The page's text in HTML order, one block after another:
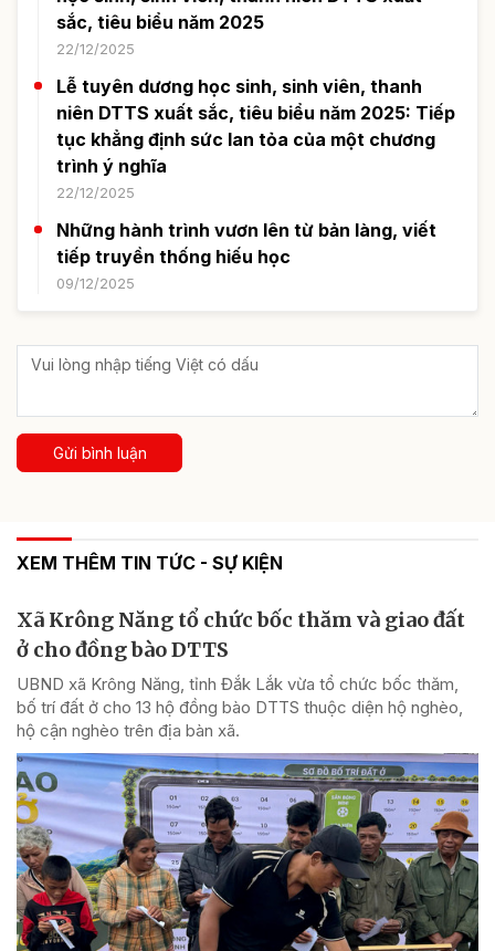
sắc, tiêu biểu năm 2025
22/12/2025
Lễ tuyên dương học sinh, sinh viên, thanh
niên DTTS xuất sắc, tiêu biểu năm 2025: Tiếp
tục khẳng định sức lan tỏa của một chương
trình ý nghĩa
22/12/2025
Những hành trình vươn lên từ bản làng, viết
tiếp truyền thống hiếu học
09/12/2025
Gửi bình luận
XEM THÊM TIN TỨC - SỰ KIỆN
Xã Krông Năng tổ chức bốc thăm và giao đất
ở cho đồng bào DTTS
UBND xã Krông Năng, tỉnh Đắk Lắk vừa tổ chức bốc thăm,
bố trí đất ở cho 13 hộ đồng bào DTTS thuộc diện hộ nghèo,
hộ cận nghèo trên địa bàn xã.